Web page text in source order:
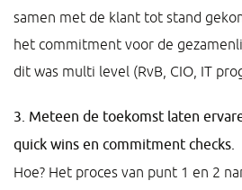
samen met de klant tot stand
het commitment voor de
dit was multi level (RvB, CIO, IT
3. Meteen de toekomst laten
quick wins en commitment checks.
Hoe? Het proces van punt 1 en 2